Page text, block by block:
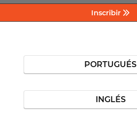
Inscribir
PORTUGUÉS
INGLÉS